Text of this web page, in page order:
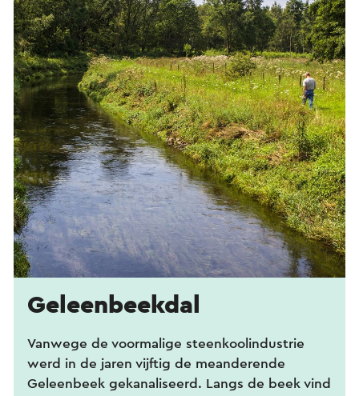
Geleenbeekdal
Vanwege de voormalige steenkoolindustrie
werd in de jaren vijftig de meanderende
Geleenbeek gekanaliseerd. Langs de beek vind